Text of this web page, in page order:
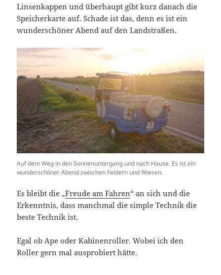
Linsenkappen und überhaupt gibt kurz danach die
Speicherkarte auf. Schade ist das, denn es ist ein
wunderschöner Abend auf den Landstraßen.
Auf dem Weg in den Sonnenuntergang und nach Hause. Es ist ein
wunderschöner Abend zwischen Feldern und Wiesen.
Es bleibt die „Freude am Fahren“ an sich und die
Erkenntnis, dass manchmal die simple Technik die
beste Technik ist.
Egal ob Ape oder Kabinenroller. Wobei ich den
Roller gern mal ausprobiert hätte.